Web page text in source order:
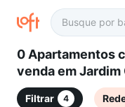
0 Apartamentos
venda em Jardim
Sorocaba, SP
Filtrar 4